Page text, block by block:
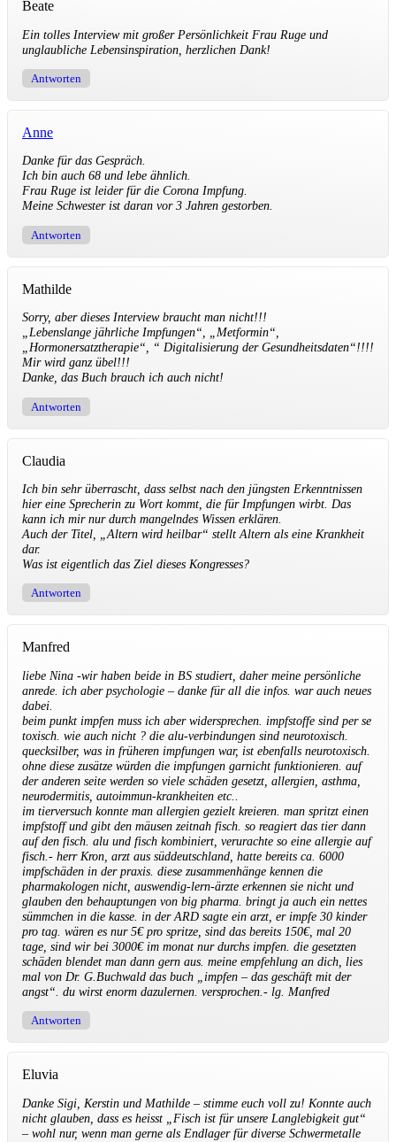
Beate
Ein tolles Interview mit großer Persönlichkeit Frau Ruge und
unglaubliche Lebensinspiration, herzlichen Dank!
Antworten
Anne
Danke für das Gespräch.
Ich bin auch 68 und lebe ähnlich.
Frau Ruge ist leider für die Corona Impfung.
Meine Schwester ist daran vor 3 Jahren gestorben.
Antworten
Mathilde
Sorry, aber dieses Interview braucht man nicht!!!
„Lebenslange jährliche Impfungen“, „Metformin“,
„Hormonersatztherapie“, “ Digitalisierung der Gesundheitsdaten“!!!!
Mir wird ganz übel!!!
Danke, das Buch brauch ich auch nicht!
Antworten
Claudia
Ich bin sehr überrascht, dass selbst nach den jüngsten Erkenntnissen
hier eine Sprecherin zu Wort kommt, die für Impfungen wirbt. Das
kann ich mir nur durch mangelndes Wissen erklären.
Auch der Titel, „Altern wird heilbar“ stellt Altern als eine Krankheit
dar.
Was ist eigentlich das Ziel dieses Kongresses?
Antworten
Manfred
liebe Nina -wir haben beide in BS studiert, daher meine persönliche
anrede. ich aber psychologie – danke für all die infos. war auch neues
dabei.
beim punkt impfen muss ich aber widersprechen. impfstoffe sind per se
toxisch. wie auch nicht ? die alu-verbindungen sind neurotoxisch.
quecksilber, was in früheren impfungen war, ist ebenfalls neurotoxisch.
ohne diese zusätze würden die impfungen garnicht funktionieren. auf
der anderen seite werden so viele schäden gesetzt, allergien, asthma,
neurodermitis, autoimmun-krankheiten etc..
im tierversuch konnte man allergien gezielt kreieren. man spritzt einen
impfstoff und gibt den mäusen zeitnah fisch. so reagiert das tier dann
auf den fisch. alu und fisch kombiniert, verurachte so eine allergie auf
fisch.- herr Kron, arzt aus süddeutschland, hatte bereits ca. 6000
impfschäden in der praxis. diese zusammenhänge kennen die
pharmakologen nicht, auswendig-lern-ärzte erkennen sie nicht und
glauben den behauptungen von big pharma. bringt ja auch ein nettes
sümmchen in die kasse. in der ARD sagte ein arzt, er impfe 30 kinder
pro tag. wären es nur 5€ pro spritze, sind das bereits 150€, mal 20
tage, sind wir bei 3000€ im monat nur durchs impfen. die gesetzten
schäden blendet man dann gern aus. meine empfehlung an dich, lies
mal von Dr. G.Buchwald das buch „impfen – das geschäft mit der
angst“. du wirst enorm dazulernen. versprochen.- lg. Manfred
Antworten
Eluvia
Danke Sigi, Kerstin und Mathilde – stimme euch voll zu! Konnte auch
nicht glauben, dass es heisst „Fisch ist für unsere Langlebigkeit gut“
– wohl nur, wenn man gerne als Endlager für diverse Schwermetalle